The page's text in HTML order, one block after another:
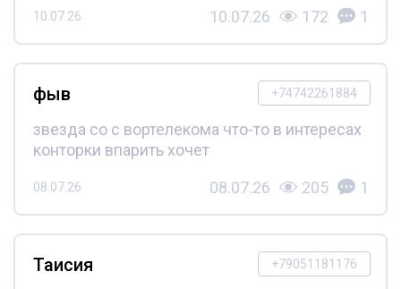
10.07.26 10.07.26 172 1
+74742261884
фыв
звезда со с вортелекома что-то в интересах
конторки впарить хочет
08.07.26 08.07.26 205 1
+79051181176
Таисия